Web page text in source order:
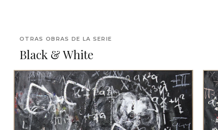
OTRAS OBRAS DE LA SERIE
Black & White